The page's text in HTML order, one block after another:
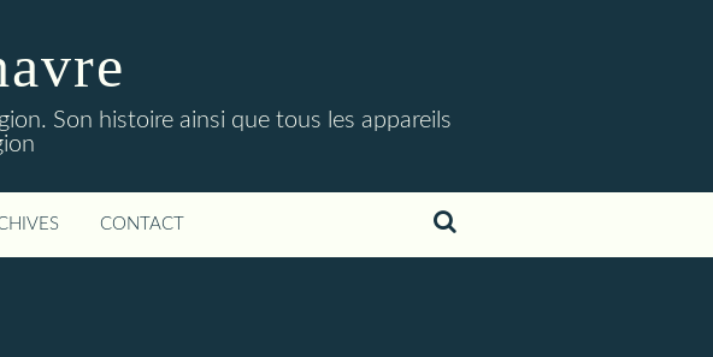
Son histoire ainsi que tous les appareils
CONTACT